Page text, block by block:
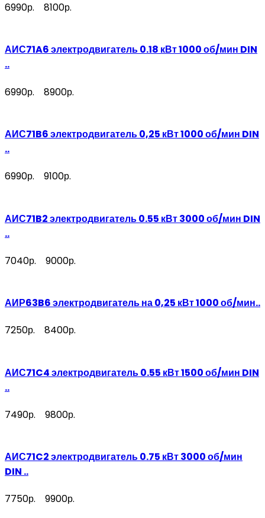
6990р. 8100р.
АИС71A6 электродвигатель 0.18 кВт 1000 об/мин DIN
..
6990р. 8900р.
АИС71B6 электродвигатель 0,25 кВт 1000 об/мин DIN
..
6990р. 9100р.
АИС71B2 электродвигатель 0.55 кВт 3000 об/мин DIN
..
7040р. 9000р.
АИР63B6 электродвигатель на 0,25 кВт 1000 об/мин..
7250р. 8400р.
АИС71C4 электродвигатель 0.55 кВт 1500 об/мин DIN
..
7490р. 9800р.
АИС71C2 электродвигатель 0.75 кВт 3000 об/мин
DIN ..
7750р. 9900р.